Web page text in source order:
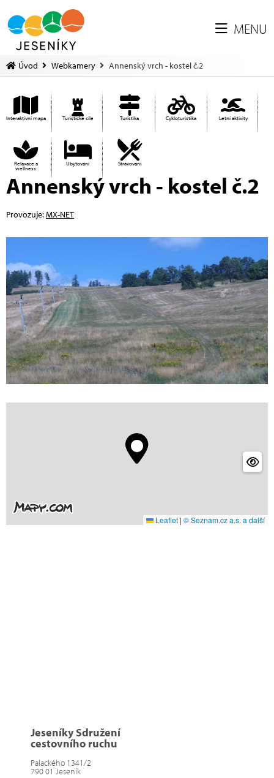
MENU
Úvod Webkamery Annenský vrch - kostel č.2
Interaktivní mapa Turistické cíle Turistika Cykloturistika Letní aktivity
Relaxace a
wellness
Ubytování Stravování
Annenský vrch - kostel č.2
Provozuje:MX-NET
Leaflet | © Seznam.cz a.s. a další
Jeseníky Sdružení
cestovního ruchu
Palackého 1341/2
790 01 Jeseník